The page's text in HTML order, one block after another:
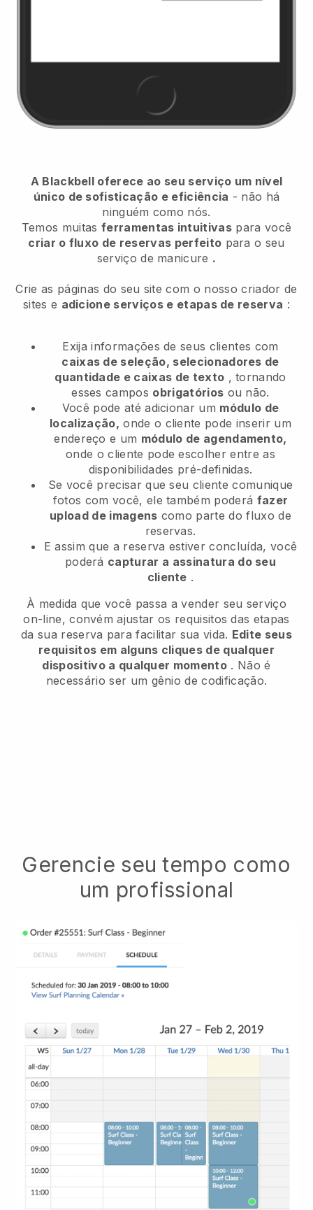
A Blackbell oferece ao seu serviço um nível
único de sofisticação e eficiência - não há
ninguém como nós.
Temos muitas ferramentas intuitivas para você
criar o fluxo de reservas perfeito para o seu
serviço de manicure .
Crie as páginas do seu site com o nosso criador de
sites e adicione serviços e etapas de reserva :
Exija informações de seus clientes com
caixas de seleção, selecionadores de
quantidade e caixas de texto , tornando
esses campos obrigatórios ou não.
Você pode até adicionar um módulo de
localização, onde o cliente pode inserir um
endereço e um módulo de agendamento,
onde o cliente pode escolher entre as
disponibilidades pré-definidas.
Se você precisar que seu cliente comunique
fotos com você, ele também poderá fazer
upload de imagens como parte do fluxo de
reservas.
E assim que a reserva estiver concluída, você
poderá capturar a assinatura do seu
cliente .
À medida que você passa a vender seu serviço
on-line, convém ajustar os requisitos das etapas
da sua reserva para facilitar sua vida. Edite seus
requisitos em alguns cliques de qualquer
dispositivo a qualquer momento . Não é
necessário ser um gênio de codificação.
Gerencie seu tempo como
um profissional